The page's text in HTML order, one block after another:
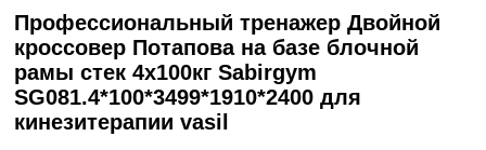
Профессиональный тренажер Двойной
кроссовер Потапова на базе блочной
рамы стек 4х100кг Sabirgym
SG081.4*100*3499*1910*2400 для
кинезитерапии vasil